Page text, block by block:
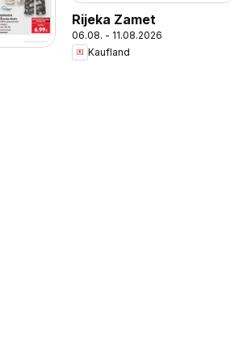
Rijeka Zamet
06.08. - 11.08.2026
Kaufland